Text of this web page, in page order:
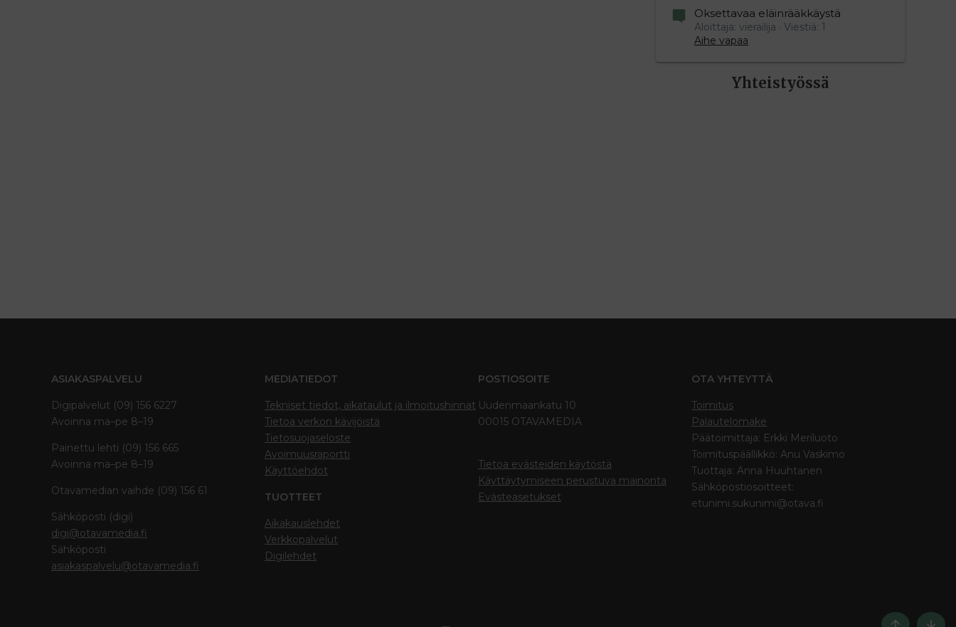
Oksettavaa eläinrääkkäystä
Aloittaja: vierailija
Viestiä: 1
Aihe vapaa
Yhteistyössä
ASIAKASPALVELU
Digipalvelut (09) 156 6227
Avoinna ma–pe 8–19
Painettu lehti (09) 156 665
Avoinna ma–pe 8–19
Otavamedian vaihde (09) 156 61
Sähköposti (digi)
digi@otavamedia.fi
Sähköposti
asiakaspalvelu@otavamedia.fi
MEDIATIEDOT
Tekniset tiedot, aikataulut ja ilmoitushinnat
Tietoa verkon kävijöistä
Tietosuojaseloste
Avoimuusraportti
Käyttöehdot
TUOTTEET
Aikakauslehdet
Verkkopalvelut
Digilehdet
POSTIOSOITE
Uudenmaankatu 10
00015 OTAVAMEDIA
Tietoa evästeiden käytöstä
Käyttäytymiseen perustuva mainonta
Evästeasetukset
OTA YHTEYTTÄ
Toimitus
Palautelomake
Päätoimittaja: Erkki Meriluoto
Toimituspäällikkö: Anu Vaskimo
Tuottaja: Anna Huuhtanen
Sähköpostiosoitteet:
etunimi.sukunimi@otava.fi